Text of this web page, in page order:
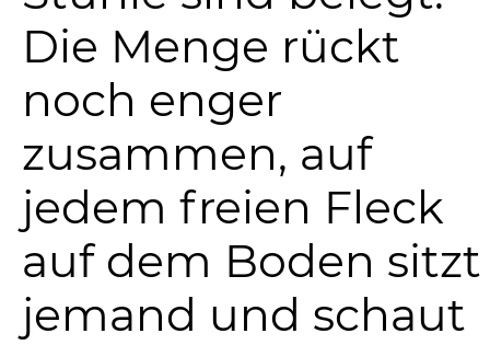
Die Menge rückt
noch enger
zusammen, auf
jedem freien Fleck
auf dem Boden sitzt
jemand und schaut